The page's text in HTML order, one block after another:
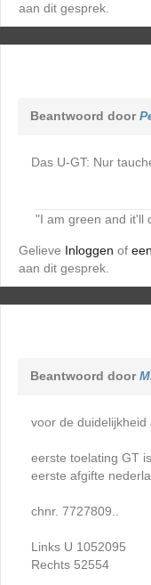
aan dit gesprek.
Beantwoord door
Das U-GT: Nur
"I am green and it'll
Gelieve Inloggen of
aan dit gesprek.
Beantwoord door
voor de duidelijkheid
eerste toelating GT
eerste afgifte
chnr. 7727809..
Links U 1052095
Rechts 52554